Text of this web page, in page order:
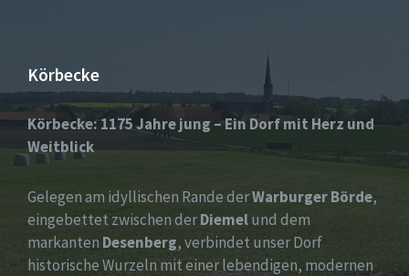
Körbecke
Körbecke: 1175 Jahre jung – Ein Dorf mit Herz und
Weitblick
Gelegen am idyllischen Rande derWarburger Börde,
eingebettet zwischen derDiemelund dem
markanten Desenberg, verbindet unser Dorf
historische Wurzeln mit einer lebendigen, modernen